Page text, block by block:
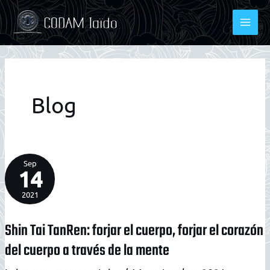
Aller
au
contenu
Blog
Sep
14
2021
Shin Tai TanRen: forjar el cuerpo, forjar el corazón
del cuerpo a través de la mente